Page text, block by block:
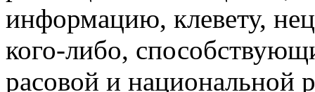
информацию, клевету,
кого-либо,
расовой и национальной